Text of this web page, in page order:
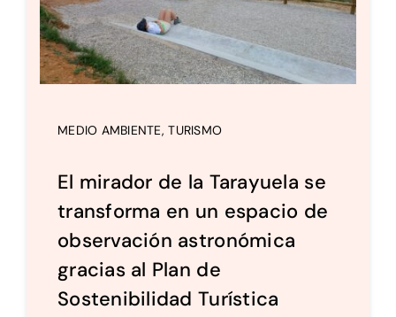
MEDIO AMBIENTE,TURISMO
El mirador de la Tarayuela se
transforma en un espacio de
observación astronómica
gracias al Plan de
Sostenibilidad Turística